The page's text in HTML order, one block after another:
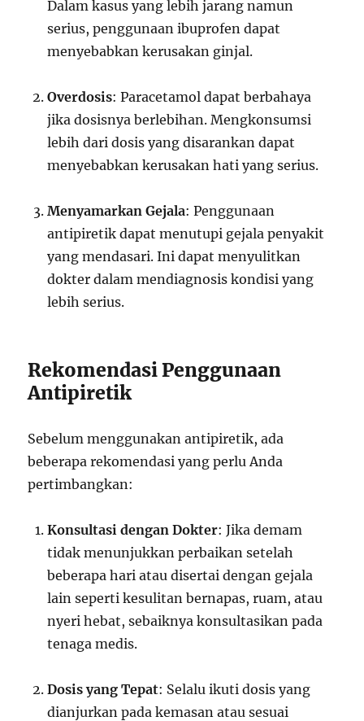
Dalam kasus yang lebih jarang namun
serius, penggunaan ibuprofen dapat
menyebabkan kerusakan ginjal.
Overdosis: Paracetamol dapat berbahaya
jika dosisnya berlebihan. Mengkonsumsi
lebih dari dosis yang disarankan dapat
menyebabkan kerusakan hati yang serius.
Menyamarkan Gejala: Penggunaan
antipiretik dapat menutupi gejala penyakit
yang mendasari. Ini dapat menyulitkan
dokter dalam mendiagnosis kondisi yang
lebih serius.
Rekomendasi Penggunaan
Antipiretik
Sebelum menggunakan antipiretik, ada
beberapa rekomendasi yang perlu Anda
pertimbangkan:
Konsultasi dengan Dokter: Jika demam
tidak menunjukkan perbaikan setelah
beberapa hari atau disertai dengan gejala
lain seperti kesulitan bernapas, ruam, atau
nyeri hebat, sebaiknya konsultasikan pada
tenaga medis.
Dosis yang Tepat: Selalu ikuti dosis yang
dianjurkan pada kemasan atau sesuai